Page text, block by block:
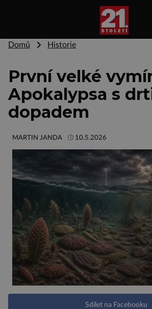
Domů Historie
První velké
Apokalypsa s
dopadem
MARTIN JANDA 10.5.2026
Sdílet na Facebooku